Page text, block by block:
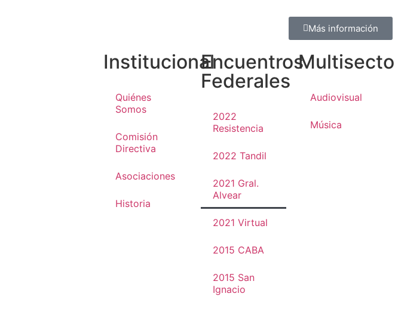
Más información
Institucional
Quiénes
Somos
Comisión
Directiva
Asociaciones
Historia
Encuentros
Federales
2022
Resistencia
2022 Tandil
2021 Gral.
Alvear
2021 Virtual
2015 CABA
2015 San
Ignacio
Audiovisual
Música